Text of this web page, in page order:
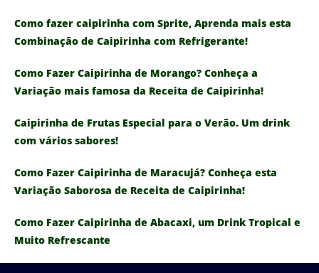
Como fazer caipirinha com Sprite, Aprenda mais esta
Combinação de Caipirinha com Refrigerante!
Como Fazer Caipirinha de Morango? Conheça a
Variação mais famosa da Receita de Caipirinha!
Caipirinha de Frutas Especial para o Verão. Um drink
com vários sabores!
Como Fazer Caipirinha de Maracujá? Conheça esta
Variação Saborosa de Receita de Caipirinha!
Como Fazer Caipirinha de Abacaxi, um Drink Tropical e
Muito Refrescante